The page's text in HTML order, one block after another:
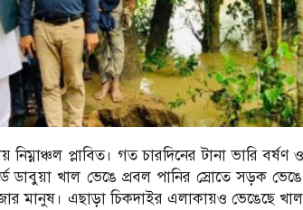
নিম্নাঞ্চল প্লাবিত। গত চারদিনের টানা ভারি
ডাবুয়া খাল ভেঙে প্রবল পানির স্রোতে সড়ক
মানুষ। এছাড়া চিকদাইর এলাকায়ও ভেঙেছে